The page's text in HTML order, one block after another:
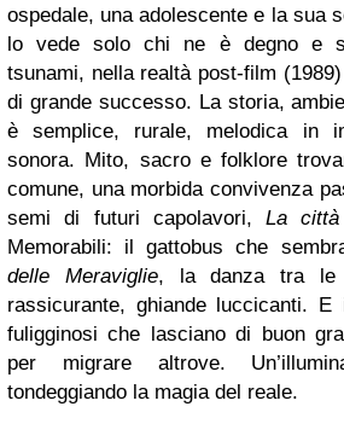
ospedale, una adolescente e la sua
lo vede solo chi ne è degno e
tsunami, nella realtà post-film
di grande successo. La storia,
è semplice, rurale, melodica in
sonora. Mito, sacro e folklore
comune, una morbida convivenza
semi di futuri capolavori, La città
Memorabili: il gattobus che
delle Meraviglie, la danza tra le
rassicurante, ghiande luccicanti.
fuligginosi che lasciano di buon
per migrare altrove.
tondeggiando la magia del reale.